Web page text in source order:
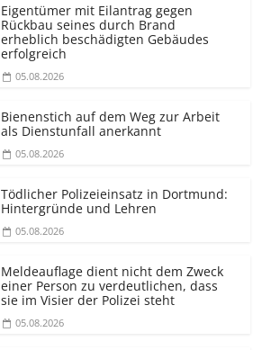
Eigentümer mit Eilantrag gegen
Rückbau seines durch Brand
erheblich beschädigten Gebäudes
erfolgreich
05.08.2026
Bienenstich auf dem Weg zur Arbeit
als Dienstunfall anerkannt
05.08.2026
Tödlicher Polizeieinsatz in Dortmund:
Hintergründe und Lehren
05.08.2026
Meldeauflage dient nicht dem Zweck
einer Person zu verdeutlichen, dass
sie im Visier der Polizei steht
05.08.2026